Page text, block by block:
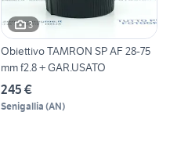
3
Obiettivo TAMRON SP AF 28-75
mm f2.8 + GAR.USATO
245 €
Senigallia (AN)